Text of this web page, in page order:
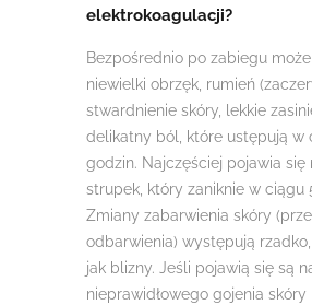
elektrokoagulacji?
Bezpośrednio po zabiegu
niewielki obrzęk, rumień
stwardnienie skóry, lekkie
delikatny ból, które ustępują w
godzin. Najczęściej pojawia się
strupek, który zaniknie w ciągu
Zmiany zabarwienia skóry
odbarwienia) występują
jak blizny. Jeśli pojawią się są
nieprawidłowego gojenia skóry